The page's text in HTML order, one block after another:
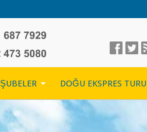
ŞUBELER DOĞU EKSPRES TURU